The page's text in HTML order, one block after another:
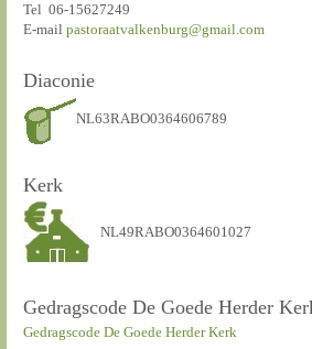
Tel 06-15627249
E-mailpastoraatvalkenburg@gmail.com
Diaconie
NL63RABO0364606789
Kerk
NL49RABO0364601027
Gedragscode De Goede Herder
Gedragscode De Goede Herder Kerk